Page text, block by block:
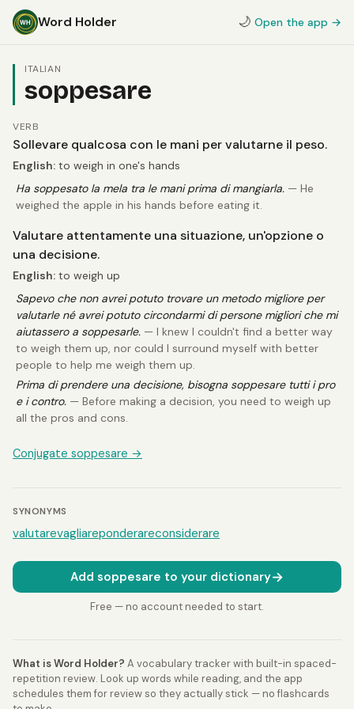
Word Holder 🌙 Open the app →
ITALIAN
soppesare
VERB
Sollevare qualcosa con le mani per valutarne il peso.
English: to weigh in one's hands
Ha soppesato la mela tra le mani prima di mangiarla. — He
weighed the apple in his hands before eating it.
Valutare attentamente una situazione, un'opzione o
una decisione.
English: to weigh up
Sapevo che non avrei potuto trovare un metodo migliore per
valutarle né avrei potuto circondarmi di persone migliori che mi
aiutassero a soppesarle. — I knew I couldn't find a better way
to weigh them up, nor could I surround myself with better
people to help me weigh them up.
Prima di prendere una decisione, bisogna soppesare tutti i pro
e i contro. — Before making a decision, you need to weigh up
all the pros and cons.
Conjugate soppesare →
SYNONYMS
valutarevagliareponderareconsiderare
Add soppesare to your dictionary→
Free — no account needed to start.
What is Word Holder? A vocabulary tracker with built-in spaced-
repetition review. Look up words while reading, and the app
schedules them for review so they actually stick — no flashcards